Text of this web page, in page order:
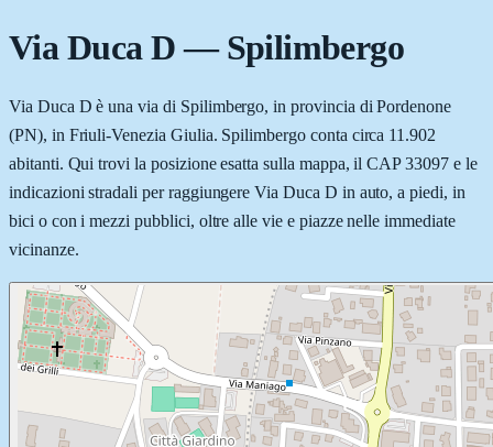
Via Duca D—Spilimbergo
Via Duca D è una via di Spilimbergo, in provincia di Pordenone
(PN), in Friuli-Venezia Giulia. Spilimbergo conta circa 11.902
abitanti. Qui trovi la posizione esatta sulla mappa, il CAP 33097 e le
indicazioni stradali per raggiungere Via Duca D in auto, a piedi, in
bici o con i mezzi pubblici, oltre alle vie e piazze nelle immediate
vicinanze.